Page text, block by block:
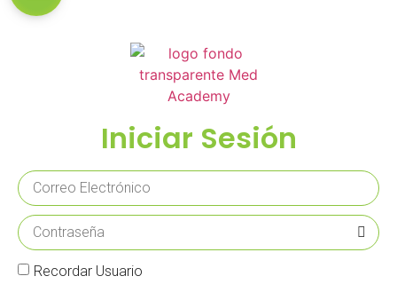
Iniciar Sesión
Recordar Usuario